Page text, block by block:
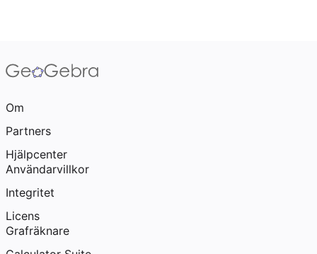
Om
Partners
Hjälpcenter
Användarvillkor
Integritet
Licens
Grafräknare